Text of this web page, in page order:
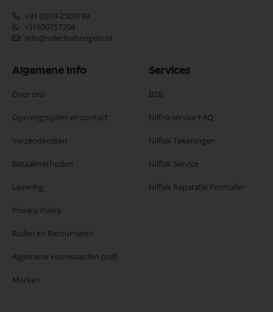
+31 (0)74-2500199
+31630757204
info@selectrahengelo.nl
Algemene Info
Over ons
Openingstijden en contact
Verzendkosten
Betaalmethoden
Levering
Privacy Policy
Ruilen en Retourneren
Algemene Voorwaarden (pdf)
Merken
Services
B2B
Nilfiskservice FAQ
Nilfisk Tekeningen
Nilfisk Service
Nilfisk Reparatie Formulier